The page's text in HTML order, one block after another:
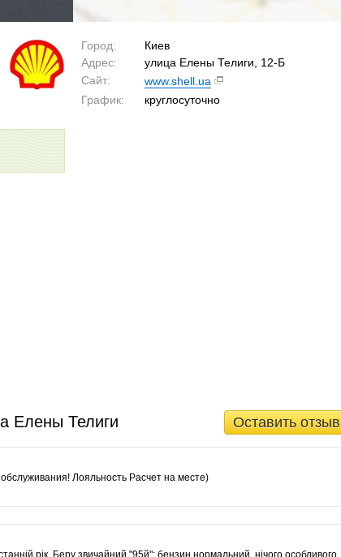
Город:
Киев
Адрес:
улица Елены Телиги, 12-Б
Сайт:
www.shell.ua
График:
круглосуточно
Оставить отзыв
Елены Телиги
Лояльность Расчет на месте)
рік. Беру звичайний "95й": бензин нормальний, нічого особливого,